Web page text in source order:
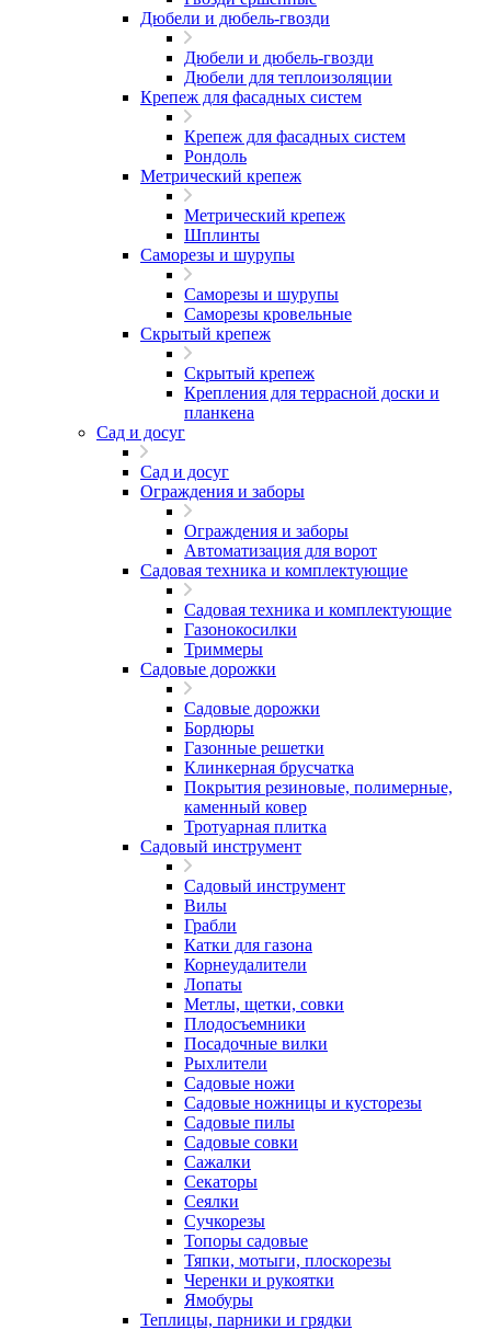
Дюбели и дюбель-гвозди
Дюбели и дюбель-гвозди
Дюбели для теплоизоляции
Крепеж для фасадных систем
Крепеж для фасадных систем
Рондоль
Метрический крепеж
Метрический крепеж
Шплинты
Саморезы и шурупы
Саморезы и шурупы
Саморезы кровельные
Скрытый крепеж
Скрытый крепеж
Крепления для террасной доски и
планкена
Сад и досуг
Сад и досуг
Ограждения и заборы
Ограждения и заборы
Автоматизация для ворот
Садовая техника и комплектующие
Садовая техника и комплектующие
Газонокосилки
Триммеры
Садовые дорожки
Садовые дорожки
Бордюры
Газонные решетки
Клинкерная брусчатка
Покрытия резиновые, полимерные,
каменный ковер
Тротуарная плитка
Садовый инструмент
Садовый инструмент
Вилы
Грабли
Катки для газона
Корнеудалители
Лопаты
Метлы, щетки, совки
Плодосъемники
Посадочные вилки
Рыхлители
Садовые ножи
Садовые ножницы и кусторезы
Садовые пилы
Садовые совки
Сажалки
Секаторы
Сеялки
Сучкорезы
Топоры садовые
Тяпки, мотыги, плоскорезы
Черенки и рукоятки
Ямобуры
Теплицы, парники и грядки